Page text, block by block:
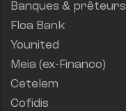
Banques & prêteurs
Floa Bank
Younited
Meia (ex-Financo)
Cetelem
Cofidis